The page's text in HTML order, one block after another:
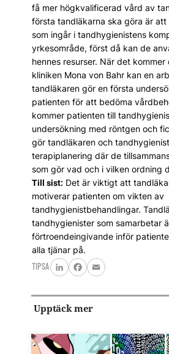
få mer högkvalificerad vård av
första tandläkarna ska göra är
som ingår i tandhygienistens
yrkesområde, först då kan de
hennes resurser. När det
kliniken Mona von Bahr kan en
tandläkaren gör en första
patienten för att bedöma
kommer patienten till
undersökning med röntgen och
gör tandläkaren och
terapiplanering där de
som gör vad och i vilken ordning
Till sist: Det är viktigt att
motiverar patienten om vikten av
tandhygienistbehandlingar.
tandhygienister som samarbetar
förtroendeingivande inför
alla tjänar på.
TIPSA
LinkedInFacebook
Email
Upptäck mer